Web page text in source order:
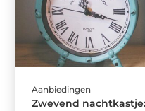
Aanbiedingen
Zwevend